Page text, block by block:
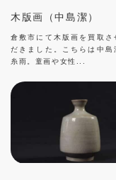
木版画（中島潔）
倉敷市にて木版画を買取さ
だきました。こちらは中島
糸雨。童画や女性...